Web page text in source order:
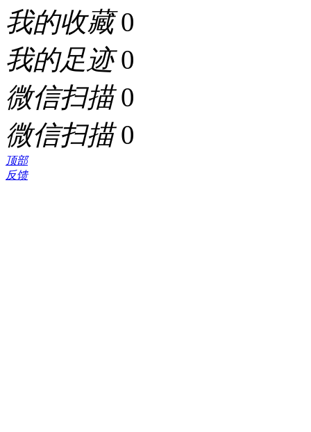
我的收藏 0
我的足迹 0
微信扫描 0
微信扫描 0
顶部
反馈